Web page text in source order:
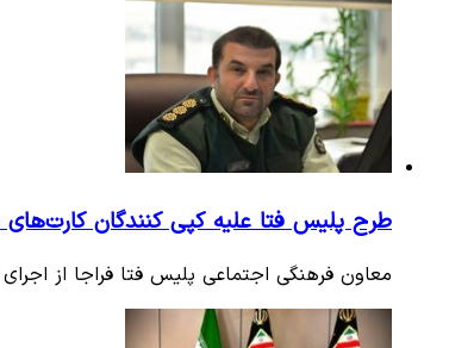
طرح پلیس فتا علیه کپی کنندگان کارت‌های
معاون فرهنگی اجتماعی پلیس فتا فراجا از